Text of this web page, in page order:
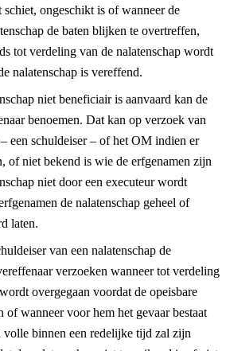
ongeschikt is of wanneer de
de baten blijken te overtreffen,
tot verdeling van de nalatenschap wordt
nalatenschap is vereffend.
niet beneficiair is aanvaard kan de
benoemen. Dat kan op verzoek van
een schuldeiser – of het OM indien er
of niet bekend is wie de erfgenamen zijn
niet door een executeur wordt
de nalatenschap geheel of
laten.
van een nalatenschap de
verzoeken wanneer tot verdeling
overgegaan voordat de opeisbare
of wanneer voor hem het gevaar bestaat
binnen een redelijke tijd zal zijn